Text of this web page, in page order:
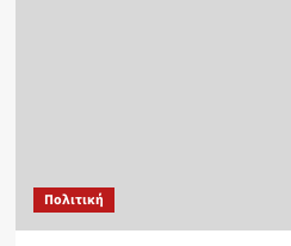
Πολιτική